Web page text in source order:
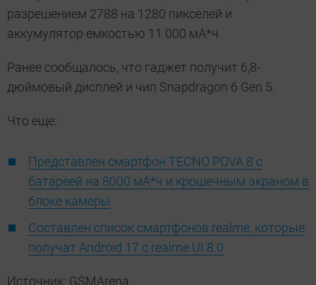
разрешением 2788 на 1280 пикселей и
аккумулятор емкостью 11 000 мА*ч.
Ранее сообщалось, что гаджет получит 6,8-
дюймовый дисплей и чип Snapdragon 6 Gen 5.
Что еще:
Представлен смартфон TECNO POVA 8 с
батареей на 8000 мА*ч и крошечным экраном в
блоке камеры
Составлен список смартфонов realme, которые
получат Android 17 с realme UI 8.0
Источник: GSMArena